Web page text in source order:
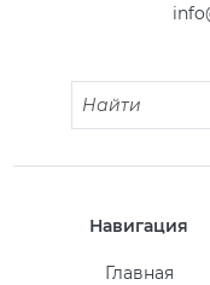
Навигация
Главная